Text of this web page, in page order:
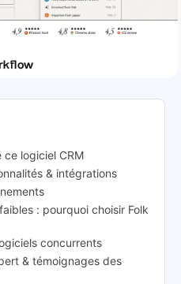
ce logiciel CRM
& intégrations
: pourquoi choisir Folk
concurrents
& témoignages des